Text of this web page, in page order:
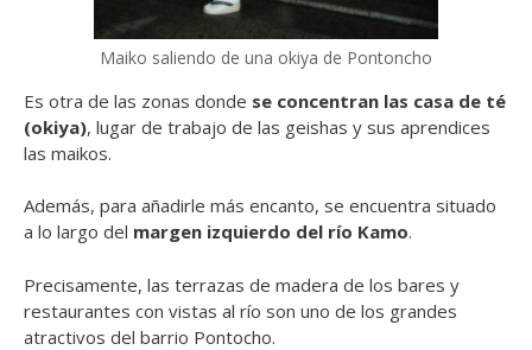
Maiko saliendo de una okiya de Pontoncho
Es otra de las zonas donde se concentran las casa de té
(okiya), lugar de trabajo de las geishas y sus aprendices
las maikos.
Además, para añadirle más encanto, se encuentra situado
a lo largo del margen izquierdo del río Kamo.
Precisamente, las terrazas de madera de los bares y
restaurantes con vistas al río son uno de los grandes
atractivos del barrio Pontocho.